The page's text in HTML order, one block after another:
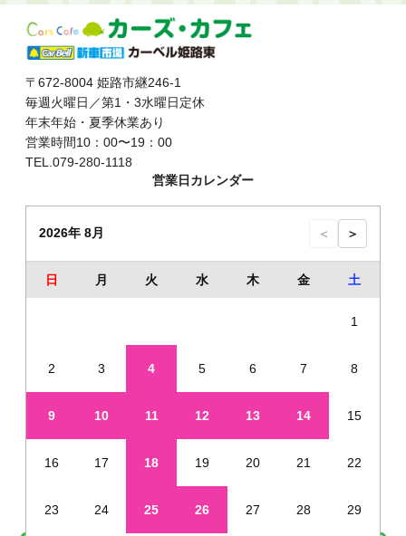
〒672-8004 姫路市継246-1
毎週火曜日／第1・3水曜日定休
年末年始・夏季休業あり
営業時間10：00〜19：00
TEL.079-280-1118
営業日カレンダー
2026年 8月 ＜ ＞
日 月 火 水 木 金 土
1
2 3 4 5 6 7 8
9 10 11 12 13 14 15
16 17 18 19 20 21 22
23 24 25 26 27 28 29